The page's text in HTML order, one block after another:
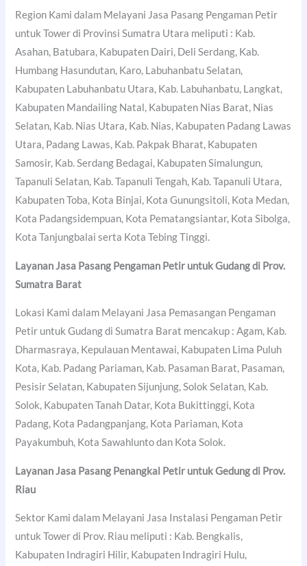
Region Kami dalam Melayani Jasa Pasang Pengaman Petir
untuk Tower di Provinsi Sumatra Utara meliputi : Kab.
Asahan, Batubara, Kabupaten Dairi, Deli Serdang, Kab.
Humbang Hasundutan, Karo, Labuhanbatu Selatan,
Kabupaten Labuhanbatu Utara, Kab. Labuhanbatu, Langkat,
Kabupaten Mandailing Natal, Kabupaten Nias Barat, Nias
Selatan, Kab. Nias Utara, Kab. Nias, Kabupaten Padang Lawas
Utara, Padang Lawas, Kab. Pakpak Bharat, Kabupaten
Samosir, Kab. Serdang Bedagai, Kabupaten Simalungun,
Tapanuli Selatan, Kab. Tapanuli Tengah, Kab. Tapanuli Utara,
Kabupaten Toba, Kota Binjai, Kota Gunungsitoli, Kota Medan,
Kota Padangsidempuan, Kota Pematangsiantar, Kota Sibolga,
Kota Tanjungbalai serta Kota Tebing Tinggi.
Layanan Jasa Pasang Pengaman Petir untuk Gudang di Prov.
Sumatra Barat
Lokasi Kami dalam Melayani Jasa Pemasangan Pengaman
Petir untuk Gudang di Sumatra Barat mencakup : Agam, Kab.
Dharmasraya, Kepulauan Mentawai, Kabupaten Lima Puluh
Kota, Kab. Padang Pariaman, Kab. Pasaman Barat, Pasaman,
Pesisir Selatan, Kabupaten Sijunjung, Solok Selatan, Kab.
Solok, Kabupaten Tanah Datar, Kota Bukittinggi, Kota
Padang, Kota Padangpanjang, Kota Pariaman, Kota
Payakumbuh, Kota Sawahlunto dan Kota Solok.
Layanan Jasa Pasang Penangkal Petir untuk Gedung di Prov.
Riau
Sektor Kami dalam Melayani Jasa Instalasi Pengaman Petir
untuk Tower di Prov. Riau meliputi : Kab. Bengkalis,
Kabupaten Indragiri Hilir, Kabupaten Indragiri Hulu,